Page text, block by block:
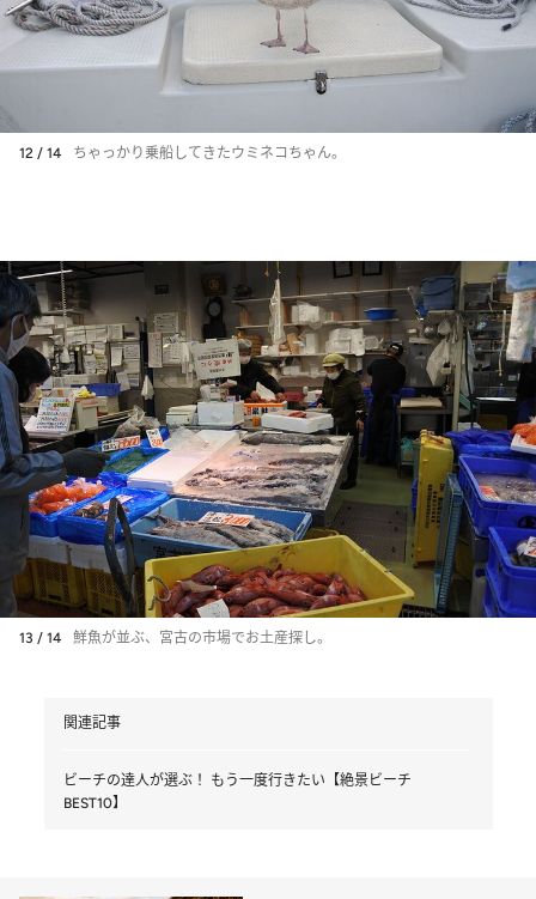
12 / 14 ちゃっかり乗船してきたウミネコちゃん。
13 / 14 鮮魚が並ぶ、宮古の市場でお土産探し。
関連記事
ビーチの達人が選ぶ！ もう一度行きたい【絶景ビーチ
BEST10】